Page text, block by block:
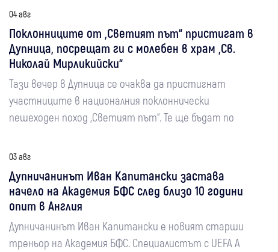
04 авг
Поклонниците от „Светият път“ пристигат в
Дупница, посрещат ги с молебен в храм „Св.
Николай Мирликийски“
Тази вечер в Дупница се очаква да пристигнат
участниците в националния поклоннически
пешеходен поход „Светият път“. Те ще бъдат по
03 авг
Дупничанинът Иван Капитански застава
начело на Академия БФС след близо 10 години
опит в Англия
Дупничанинът Иван Капитански е новият старши
треньор на Академия БФС. Специалистът с UEFA A